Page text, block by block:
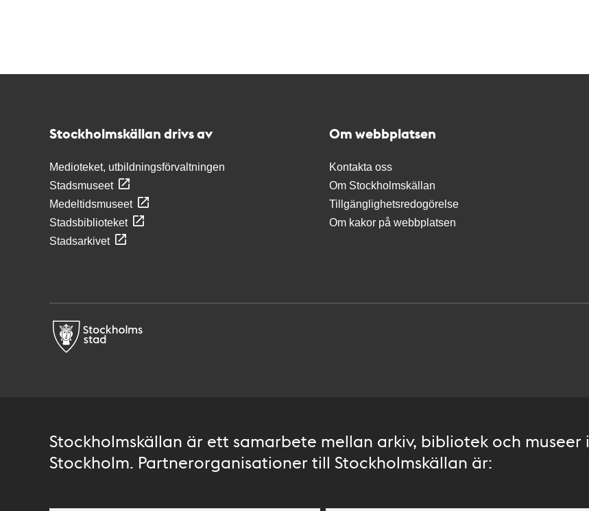
Stockholmskällan drivs av
Medioteket, utbildningsförvaltningen
Stadsmuseet
Medeltidsmuseet
Stadsbiblioteket
Stadsarkivet
Om webbplatsen
Kontakta oss
Om Stockholmskällan
Tillgänglighetsredogörelse
Om kakor på webbplatsen
Stockholmskällan är ett samarbete mellan arkiv, bibliotek och museer i
Stockholm. Partnerorganisationer till Stockholmskällan är: